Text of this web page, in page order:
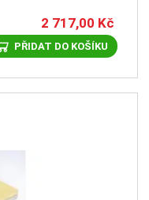
2 717,00 Kč
PŘIDAT DO KOŠÍKU